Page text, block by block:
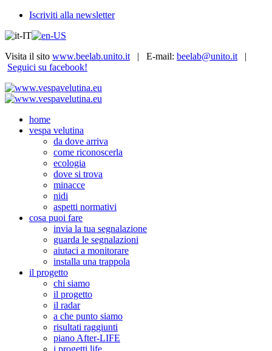
Iscriviti alla newsletter
Visita il sito www.beelab.unito.it | E-mail: beelab@unito.it |
Seguici su facebook!
home
vespa velutina
da dove arriva
come riconoscerla
ecologia
dove si trova
minacce
nidi
aspetti normativi
cosa puoi fare
invia la tua segnalazione
guarda le segnalazioni
aiutaci a monitorare
installa una trappola
il progetto
chi siamo
il progetto
il radar
a che punto siamo
risultati raggiunti
piano After-LIFE
i progetti life